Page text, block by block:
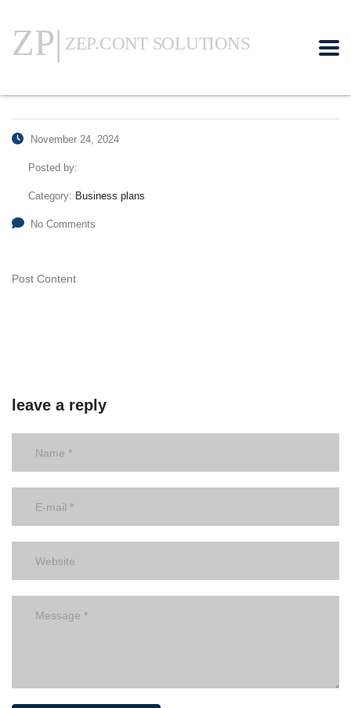
November 24, 2024
Posted by:
Category: Business plans
No Comments
Post Content
leave a reply